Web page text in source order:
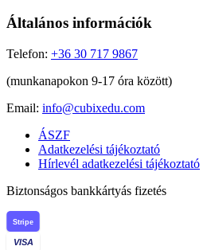
Általános információk
Telefon: +36 30 717 9867
(munkanapokon 9-17 óra között)
Email: info@cubixedu.com
ÁSZF
Adatkezelési tájékoztató
Hírlevél adatkezelési tájékoztató
Biztonságos bankkártyás fizetés
Stripe
VISA